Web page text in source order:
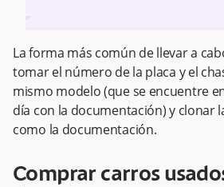
”
La forma más común de llevar a
tomar el número de la placa y el
mismo modelo (que se encuentre
día con la documentación) y clonar
como la documentación.
Comprar carros